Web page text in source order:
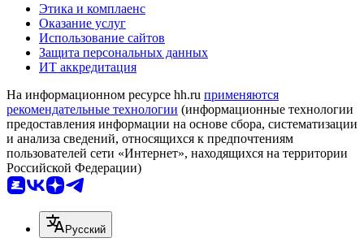
Этика и комплаенс
Оказание услуг
Использование сайтов
Защита персональных данных
ИТ аккредитация
На информационном ресурсе hh.ru применяются
рекомендательные технологии (информационные технологии
предоставления информации на основе сбора, систематизации
и анализа сведений, относящихся к предпочтениям
пользователей сети «Интернет», находящихся на территории
Российской Федерации)
Русский